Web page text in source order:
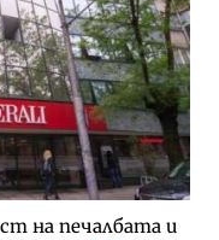
на печалбата и